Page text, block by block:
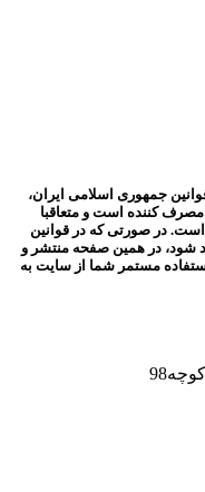
جمهوری اسلامی ایران،
کننده است و متعاقبا
است. در صورتی که در قوانین
شود، در همین صفحه منتشر و
مستمر شما از سایت به